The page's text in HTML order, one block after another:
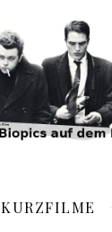
KURZFILME